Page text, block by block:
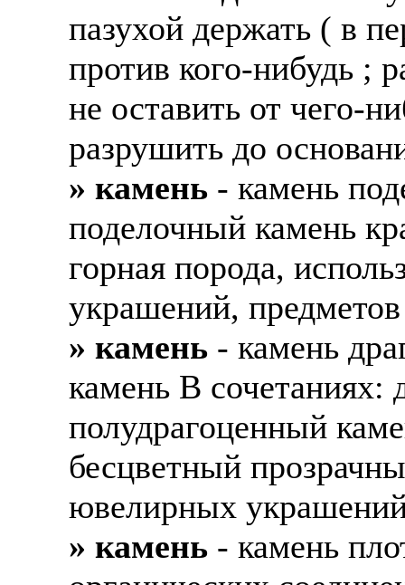
пазухой держать ( в
против кого-нибудь ;
не оставить от чего-
разрушить до
» камень - камень
поделочный камень
горная порода,
украшений, предметов
» камень - камень
камень В сочетаниях:
полудрагоценный
бесцветный
ювелирных
» камень - камень